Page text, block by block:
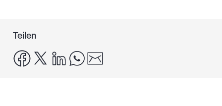
Teilen
facebook
x linkedinwhatsapp